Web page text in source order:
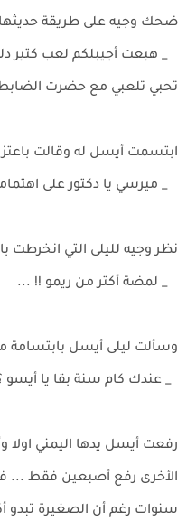
ضحك وجيه على طريقة حديثها
_ هبعت أجيبلكم لعب كتير
تحبي تلعبي مع حضرت
ابتسمت أيسل له وقالت
_ ميرسي يا دكتور على
نظر وجيه لليلى التي انخرطت
_ لمضة أكتر من ريمو !! ...
وسألت ليلى أيسل بابتسامة
_ عندك كام سنة بقا يا أيسو
رفعت أيسل يدها اليمني اولا
الأخرى رفع أصبعين فقط ...
سنوات رغم أن الصغيرة تبدو